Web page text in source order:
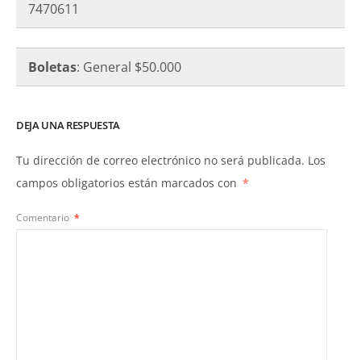
7470611
Boletas: General $50.000
DEJA UNA RESPUESTA
Tu dirección de correo electrónico no será publicada. Los
campos obligatorios están marcados con *
Comentario *